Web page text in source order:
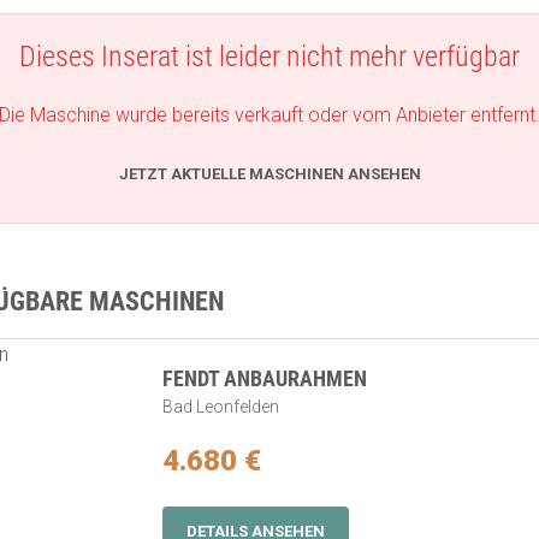
Dieses Inserat ist leider nicht mehr verfügbar
Die Maschine wurde bereits verkauft oder vom Anbieter entfernt.
JETZT AKTUELLE MASCHINEN ANSEHEN
MASCHINEN
FENDT ANBAURAHMEN
Bad Leonfelden
4.680 €
DETAILS ANSEHEN